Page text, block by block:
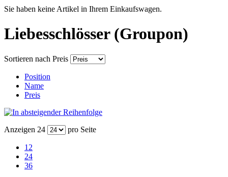
Sie haben keine Artikel in Ihrem Einkaufswagen.
Liebesschlösser (Groupon)
Sortieren nach Preis
Position
Name
Preis
Anzeigen 24 pro Seite
12
24
36